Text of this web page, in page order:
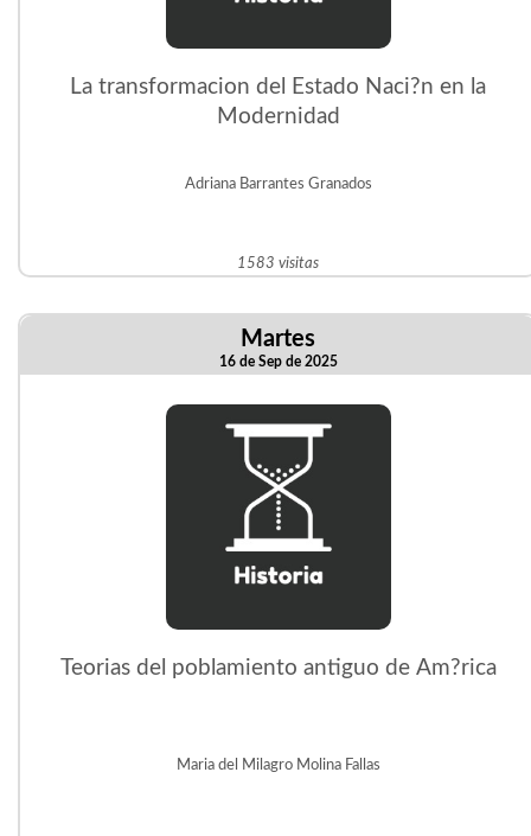
La transformacion del Estado Naci?n en la
Modernidad
Adriana Barrantes Granados
1583 visitas
Martes
16 de Sep de 2025
Teorias del poblamiento antiguo de Am?rica
Maria del Milagro Molina Fallas